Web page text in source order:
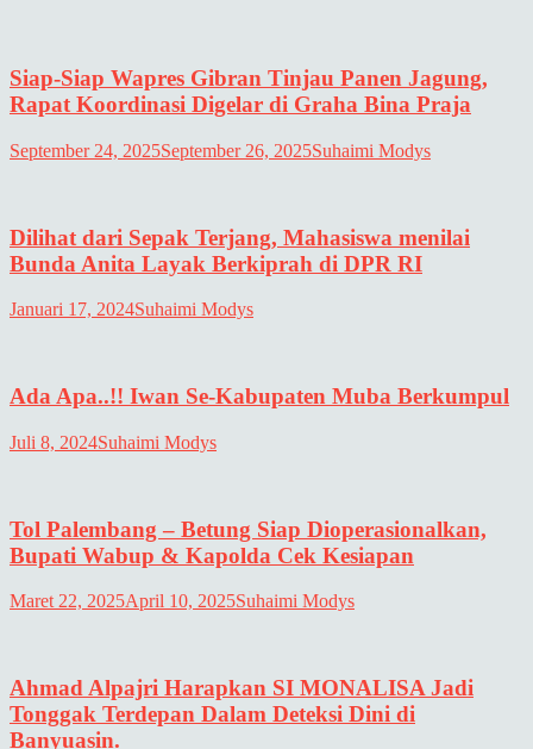
Siap-Siap Wapres Gibran Tinjau Panen Jagung,
Rapat Koordinasi Digelar di Graha Bina Praja
September 24, 2025September 26, 2025Suhaimi Modys
Dilihat dari Sepak Terjang, Mahasiswa menilai
Bunda Anita Layak Berkiprah di DPR RI
Januari 17, 2024Suhaimi Modys
Ada Apa..!! Iwan Se-Kabupaten Muba Berkumpul
Juli 8, 2024Suhaimi Modys
Tol Palembang – Betung Siap Dioperasionalkan,
Bupati Wabup & Kapolda Cek Kesiapan
Maret 22, 2025April 10, 2025Suhaimi Modys
Ahmad Alpajri Harapkan SI MONALISA Jadi
Tonggak Terdepan Dalam Deteksi Dini di
Banyuasin.